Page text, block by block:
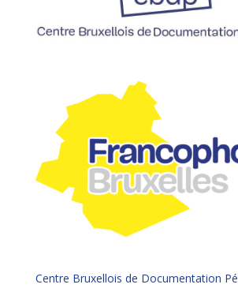
Centre Bruxellois de Documentation